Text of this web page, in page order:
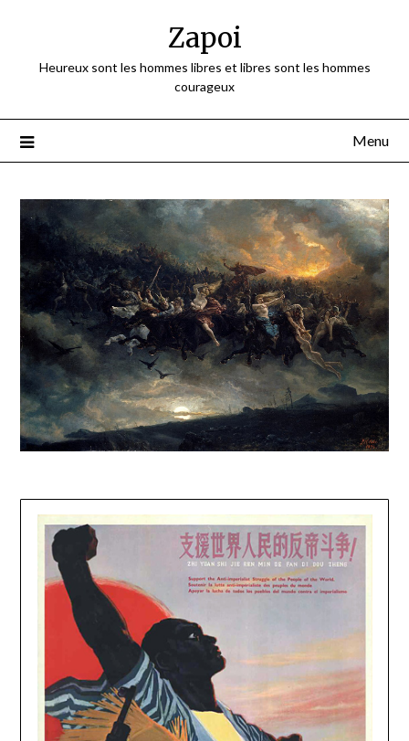
Zapoi
Heureux sont les hommes libres et libres sont les hommes
courageux
Menu